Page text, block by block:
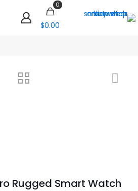
0
$0.00
Rugged Smart Watch